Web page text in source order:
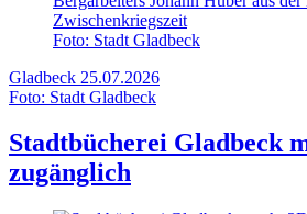
Foto: Stadt Gladbeck
Gladbeck 25.07.2026
Foto: Stadt Gladbeck
Stadtbücherei Gladbeck
zugänglich